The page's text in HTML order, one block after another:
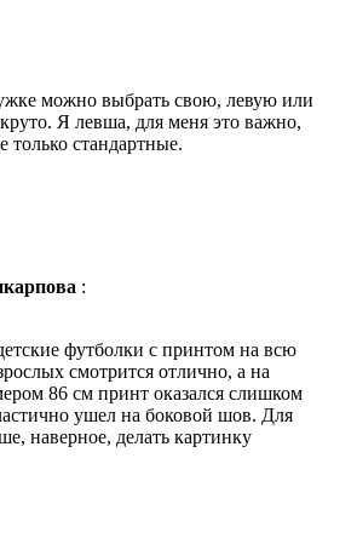
можно выбрать свою, левую или
Я левша, для меня это важно,
только стандартные.
:
футболки с принтом на всю
смотрится отлично, а на
86 см принт оказался слишком
ушел на боковой шов. Для
наверное, делать картинку